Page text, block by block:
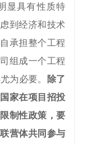
显具有性质特
到经济和技术
承担整个工程
组成一个工程
为必要。
除了
家在项目招投
制性政策，要
营体共同参与